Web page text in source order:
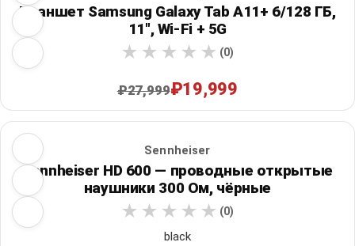
Планшет Samsung Galaxy Tab A11+ 6/128 ГБ,
11", Wi‑Fi + 5G
(0)
₽27,999₽19,999
Sennheiser
Sennheiser HD 600 — проводные открытые
наушники 300 Ом, чёрные
(0)
black